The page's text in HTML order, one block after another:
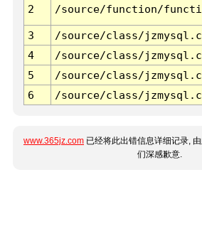
2 /source/function/
3 /source/class/
4
/source/class/
5
/source/class/
6
/source/class/
www.365jz.com 已经将此出错信息详细记录,
们深感歉意.